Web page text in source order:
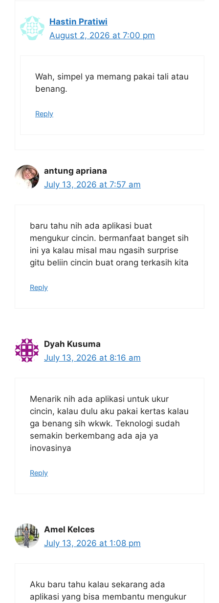
Hastin Pratiwi
August 2, 2026 at 7:00 pm
Wah, simpel ya memang pakai tali atau
benang.
Reply
antung apriana
July 13, 2026 at 7:57 am
baru tahu nih ada aplikasi buat
mengukur cincin. bermanfaat banget sih
ini ya kalau misal mau ngasih surprise
gitu beliin cincin buat orang terkasih kita
Reply
Dyah Kusuma
July 13, 2026 at 8:16 am
Menarik nih ada aplikasi untuk ukur
cincin, kalau dulu aku pakai kertas kalau
ga benang sih wkwk. Teknologi sudah
semakin berkembang ada aja ya
inovasinya
Reply
Amel Kelces
July 13, 2026 at 1:08 pm
Aku baru tahu kalau sekarang ada
aplikasi yang bisa membantu mengukur